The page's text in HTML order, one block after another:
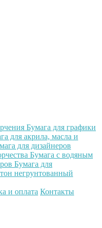
Бумага для графики
для акрила, масла и
для дизайнеров
Бумага с водяным
Бумага для
негрунтованный
и оплата Контакты